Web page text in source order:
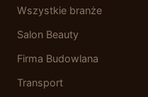
Wszystkie branże
Salon Beauty
Firma Budowlana
Transport